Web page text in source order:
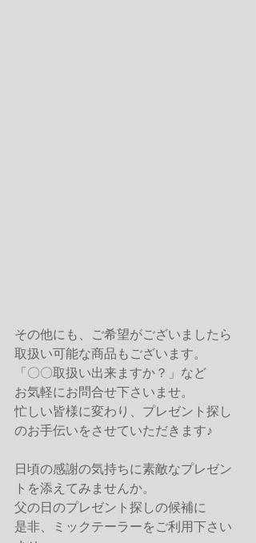
その他にも、ご希望がございましたら
取扱い可能な商品もございます。
「〇〇取扱い出来ますか？」など
お気軽にお問合せ下さいませ。
忙しい皆様に変わり、プレゼント探し
のお手伝いをさせていただきます♪
日頃の感謝の気持ちに素敵なプレゼン
トを添えてみませんか。
父の日のプレゼント探しの候補に
是非、ミックテーラーをご利用下さい